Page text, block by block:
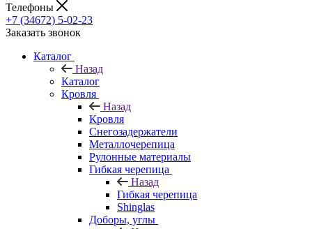
Телефоны
+7 (34672) 5-02-23
Заказать звонок
Каталог
Назад
Каталог
Кровля
Назад
Кровля
Снегозадержатели
Металлочерепица
Рулонные материалы
Гибкая черепица
Назад
Гибкая черепица
Shinglas
Доборы, углы